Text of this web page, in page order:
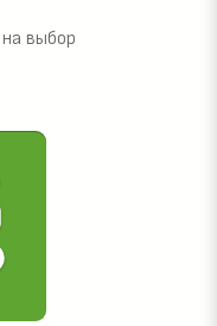
выбор